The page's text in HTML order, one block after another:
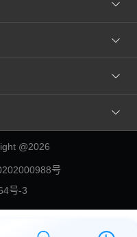
@2026
号
号-3